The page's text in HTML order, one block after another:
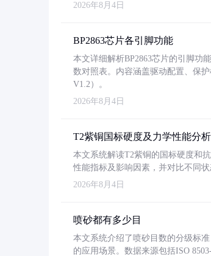
2026年8月4日
BP2863芯片各引脚功能
本文详细解析BP2863芯片的引脚功
数对照表。内容涵盖驱动配置、保
V1.2）。
2026年8月4日
T2紫铜国标硬度及力学性能分析
本文系统解读T2紫铜的国标硬度和
性能指标及影响因素，并对比不同
2026年8月4日
喷砂都有多少目
本文系统介绍了喷砂目数的分级标
的应用场景。数据来源包括ISO